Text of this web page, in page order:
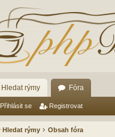
Hledat rýmy Fóra
Přihlásit se Registrovat
Hledat rýmy Obsah fóra